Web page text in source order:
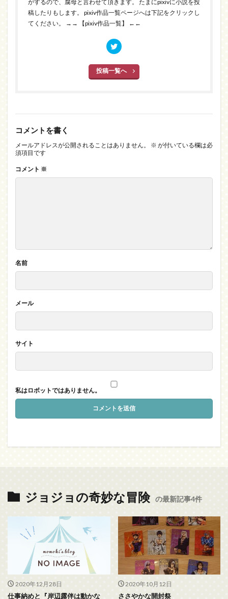
がするので、腐母と言わせて頂きます。 たまにpixivに小説を投
稿したりもします。 pixiv作品一覧ページへは下記をクリックし
てください。
→→ 【pixiv作品一覧】 ←←
投稿一覧へ
コメントを書く
メールアドレスが公開されることはありません。 ※ が付いている欄は必
須項目です
コメント ※
名前
メール
サイト
私はロボットではありません。
ジョジョの奇妙な冒険 の最新記事4件
2020年12月28日
仕事納めと『岸辺露伴は動かな
2020年10月12日
ささやかな開封祭